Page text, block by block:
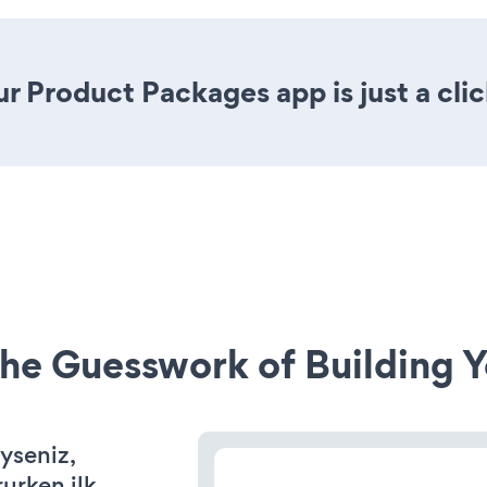
Product Packages app is just a
Guesswork of Building